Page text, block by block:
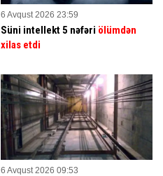
6 Avqust 2026 23:59
Süni intellekt 5 nəfəri ölümdən
xilas etdi
6 Avqust 2026 09:53